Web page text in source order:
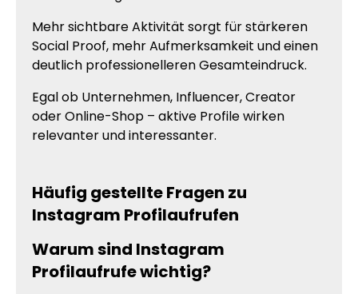
Mehr sichtbare Aktivität sorgt für stärkeren
Social Proof, mehr Aufmerksamkeit und einen
deutlich professionelleren Gesamteindruck.
Egal ob Unternehmen, Influencer, Creator
oder Online-Shop – aktive Profile wirken
relevanter und interessanter.
Häufig gestellte Fragen zu
Instagram Profilaufrufen
Warum sind Instagram
Profilaufrufe wichtig?